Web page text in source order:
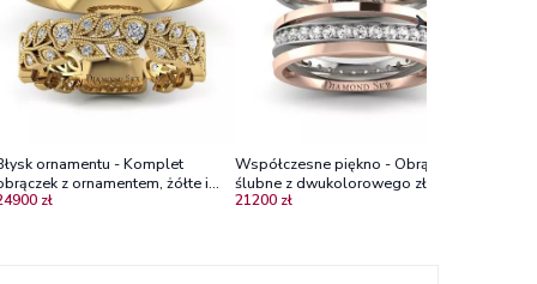
ornamentu - Komplet
z ornamentem, żółte i
złoto, diamenty. Diamond
zł
Współczesne piękno - Obrączki
ślubne z dwukolorowego złota z
białymi szafirami
21200 zł